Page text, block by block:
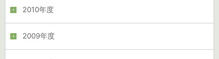
2010年度
2009年度